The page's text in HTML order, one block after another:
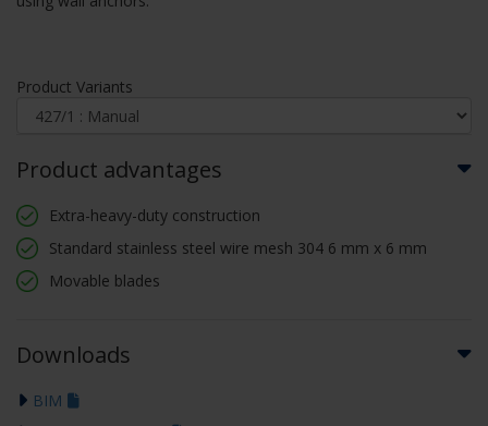
Product Variants
Product advantages
Extra-heavy-duty construction
Standard stainless steel wire mesh 304 6 mm x 6 mm
Movable blades
Downloads
BIM